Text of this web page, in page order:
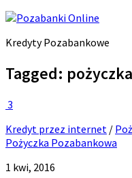
Kredyty Pozabankowe
Tagged:
3
Kredyt przez internet /
Pożyczka Pozabankowa
1 kwi, 2016